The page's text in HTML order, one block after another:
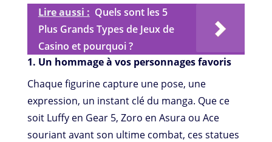
Lire aussi : Quels sont les 5
Plus Grands Types de Jeux de
Casino et pourquoi ?
1. Un hommage à vos personnages favoris
Chaque figurine capture une pose, une
expression, un instant clé du manga. Que ce
soit Luffy en Gear 5, Zoro en Asura ou Ace
souriant avant son ultime combat, ces statues